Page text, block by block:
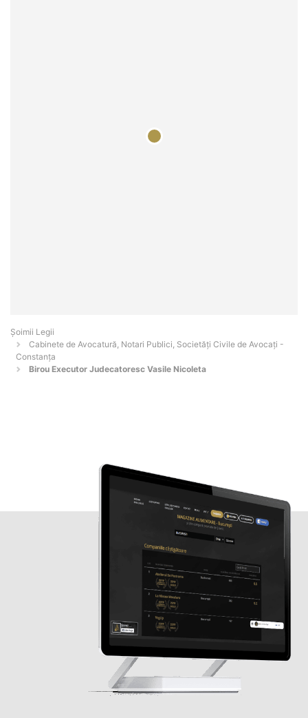
Șoimii Legii
Cabinete de Avocatură, Notari Publici, Societăți Civile de Avocați -
Constanţa
Birou Executor Judecatoresc Vasile Nicoleta